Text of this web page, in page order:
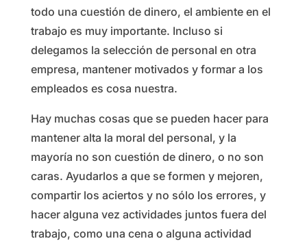
todo una cuestión de dinero, el ambiente en el
trabajo es muy importante. Incluso si
delegamos la selección de personal en otra
empresa, mantener motivados y formar a los
empleados es cosa nuestra.
Hay muchas cosas que se pueden hacer para
mantener alta la moral del personal, y la
mayoría no son cuestión de dinero, o no son
caras. Ayudarlos a que se formen y mejoren,
compartir los aciertos y no sólo los errores, y
hacer alguna vez actividades juntos fuera del
trabajo, como una cena o alguna actividad